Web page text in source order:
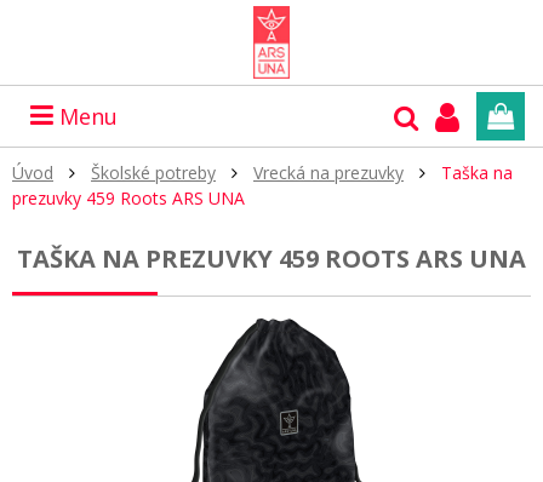
Menu
Úvod Školské potreby Vrecká na prezuvky
Taška na
prezuvky 459 Roots ARS UNA
TAŠKA NA PREZUVKY 459 ROOTS ARS UNA